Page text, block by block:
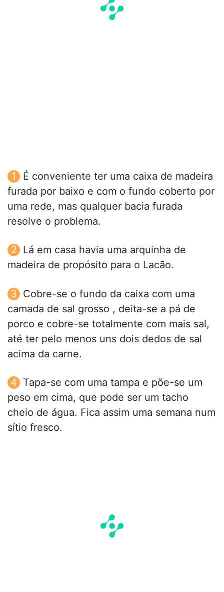
É conveniente ter uma caixa de madeira
furada por baixo e com o fundo coberto por
uma rede, mas qualquer bacia furada
resolve o problema.
Lá em casa havia uma arquinha de
madeira de propósito para o Lacão.
Cobre-se o fundo da caixa com uma
camada de sal grosso , deita-se a pá de
porco e cobre-se totalmente com mais sal,
até ter pelo menos uns dois dedos de sal
acima da carne.
Tapa-se com uma tampa e põe-se um
peso em cima, que pode ser um tacho
cheio de água. Fica assim uma semana num
sítio fresco.